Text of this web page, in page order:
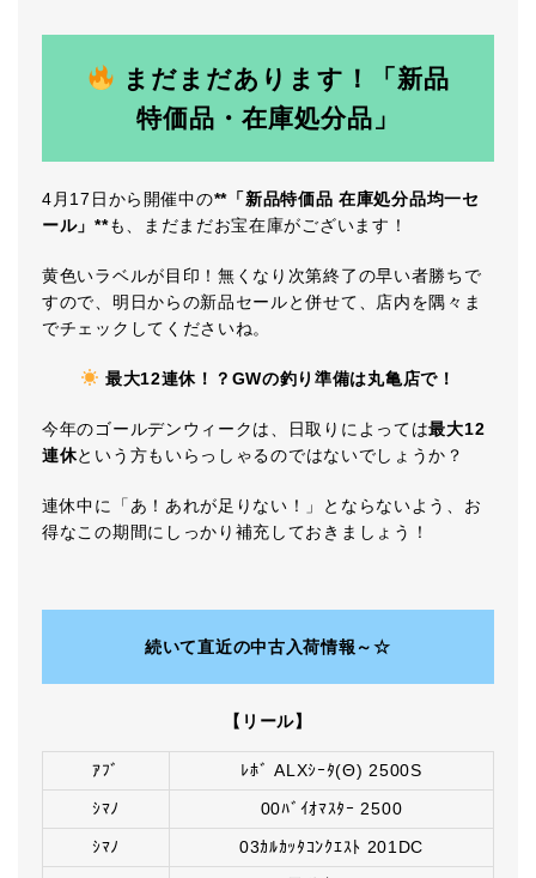
まだまだあります！「新品
特価品・在庫処分品」
4月17日から開催中の**「新品特価品 在庫処分品均一セ
ール」**も、まだまだお宝在庫がございます！
黄色いラベルが目印！無くなり次第終了の早い者勝ちで
すので、明日からの新品セールと併せて、店内を隅々ま
でチェックしてくださいね。
最大12連休！？GWの釣り準備は丸亀店で！
今年のゴールデンウィークは、日取りによっては最大12
連休という方もいらっしゃるのではないでしょうか？
連休中に「あ！あれが足りない！」とならないよう、お
得なこの期間にしっかり補充しておきましょう！
続いて直近の中古入荷情報～☆
【リール】
ｱﾌﾞ
ﾚﾎﾞ ALXｼｰﾀ(Θ) 2500S
ｼﾏﾉ
00ﾊﾞｲｵﾏｽﾀｰ 2500
ｼﾏﾉ
03ｶﾙｶｯﾀｺﾝｸｴｽﾄ 201DC